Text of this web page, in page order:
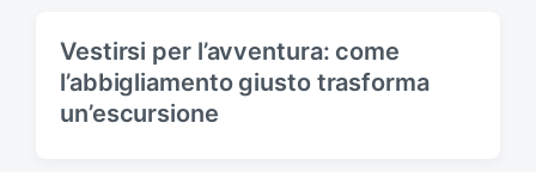
Vestirsi per l’avventura: come
l’abbigliamento giusto trasforma
un’escursione